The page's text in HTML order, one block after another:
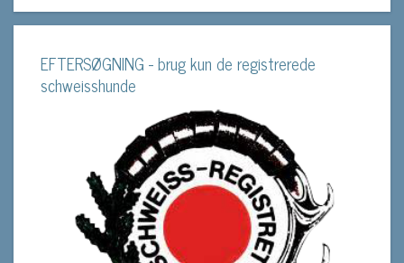
EFTERSØGNING - brug kun de registrerede
schweisshunde